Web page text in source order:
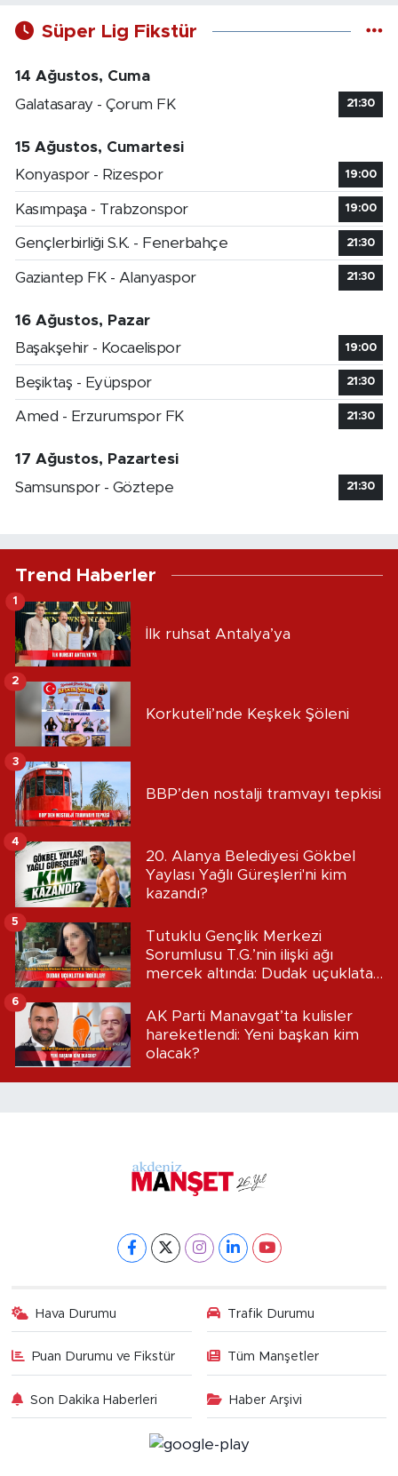
Süper Lig Fikstür
14 Ağustos, Cuma
Galatasaray - Çorum FK
21:30
15 Ağustos, Cumartesi
Konyaspor - Rizespor
19:00
Kasımpaşa - Trabzonspor 19:00
Gençlerbirliği S.K. - Fenerbahçe 21:30
Gaziantep FK - Alanyaspor 21:30
16 Ağustos, Pazar
Başakşehir - Kocaelispor
19:00
Beşiktaş - Eyüpspor 21:30
Amed - Erzurumspor FK 21:30
17 Ağustos, Pazartesi
Samsunspor - Göztepe
21:30
Trend Haberler
İlk ruhsat Antalya’ya
1
Korkuteli’nde Keşkek Şöleni
2
BBP’den nostalji tramvayı tepkisi
3
20. Alanya Belediyesi Gökbel
Yaylası Yağlı Güreşleri'ni kim
kazandı?
4
Tutuklu Gençlik Merkezi
Sorumlusu T.G.’nin ilişki ağı
mercek altında: Dudak uçuklatan
5
AK Parti Manavgat’ta kulisler
hareketlendi: Yeni başkan kim
olacak?
6
Hava Durumu Trafik Durumu
Puan Durumu ve Fikstür Tüm Manşetler
Son Dakika Haberleri Haber Arşivi